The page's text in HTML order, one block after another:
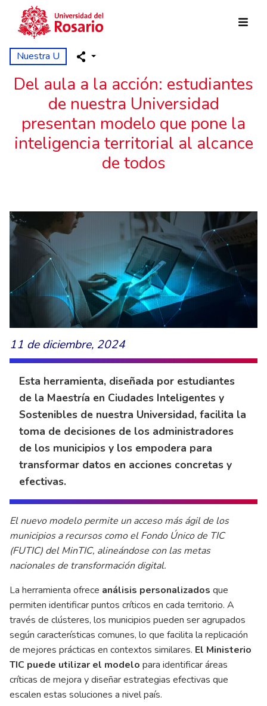
Pasar al contenido principal
Nuestra U
Del aula a la acción: estudiantes
de nuestra Universidad
presentan modelo que pone la
inteligencia territorial al alcance
de todos
11 de diciembre, 2024
Esta herramienta, diseñada por estudiantes
de la Maestría en Ciudades Inteligentes y
Sostenibles de nuestra Universidad, facilita la
toma de decisiones de los administradores
de los municipios y los empodera para
transformar datos en acciones concretas y
efectivas.
El nuevo modelo permite un acceso más ágil de los
municipios a recursos como el Fondo Único de TIC
(FUTIC) del MinTIC, alineándose con las metas
nacionales de transformación digital.
La herramienta ofrece análisis personalizados que
permiten identificar puntos críticos en cada territorio. A
través de clústeres, los municipios pueden ser agrupados
según características comunes, lo que facilita la replicación
de mejores prácticas en contextos similares. El Ministerio
TIC puede utilizar el modelo para identificar áreas
críticas de mejora y diseñar estrategias efectivas que
escalen estas soluciones a nivel país.